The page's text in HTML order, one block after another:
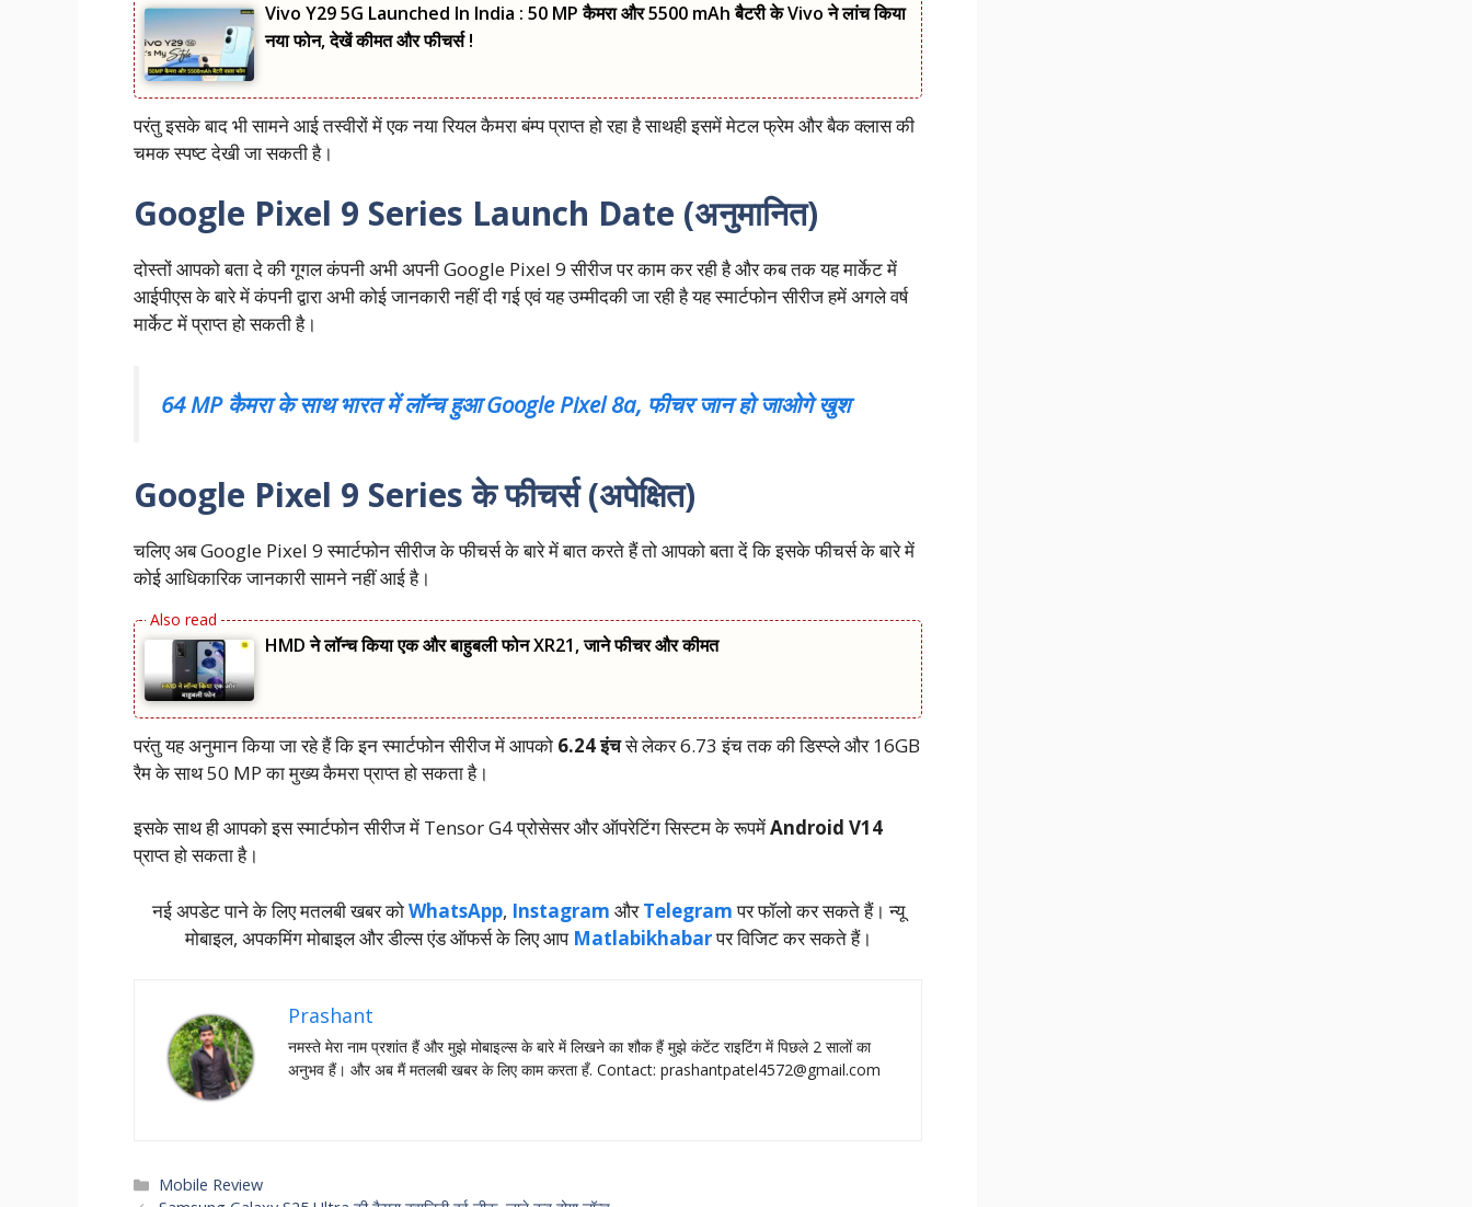
Vivo Y29 5G Launched In India : 50 MP कैमरा और 5500 mAh बैटरी के Vivo ने लांच किया
नया फोन, देखें कीमत और फीचर्स !
परंतु इसके बाद भी सामने आई तस्वीरों में एक नया रियल कैमरा बंम्प प्राप्त हो रहा है साथही इसमें मेटल फ्रेम और बैक क्लास की
चमक स्पष्ट देखी जा सकती है।
Google Pixel 9 Series Launch Date (अनुमानित)
दोस्तों आपको बता दे की गूगल कंपनी अभी अपनी Google Pixel 9 सीरीज पर काम कर रही है और कब तक यह मार्केट में
आईपीएस के बारे में कंपनी द्वारा अभी कोई जानकारी नहीं दी गई एवं यह उम्मीदकी जा रही है यह स्मार्टफोन सीरीज हमें अगले वर्ष
मार्केट में प्राप्त हो सकती है।
64 MP कैमरा के साथ भारत में लॉन्च हुआ Google Pixel 8a, फीचर जान हो जाओगे खुश
Google Pixel 9 Series के फीचर्स (अपेक्षित)
चलिए अब Google Pixel 9 स्मार्टफोन सीरीज के फीचर्स के बारे में बात करते हैं तो आपको बता दें कि इसके फीचर्स के बारे में
कोई आधिकारिक जानकारी सामने नहीं आई है।
HMD ने लॉन्च किया एक और बाहुबली फोन XR21, जाने फीचर और कीमत
परंतु यह अनुमान किया जा रहे हैं कि इन स्मार्टफोन सीरीज में आपको 6.24 इंचसे लेकर 6.73 इंच तक की डिस्प्ले और 16GB
रैम के साथ 50 MP का मुख्य कैमरा प्राप्त हो सकता है।
इसके साथ ही आपको इस स्मार्टफोन सीरीज में Tensor G4 प्रोसेसर और ऑपरेटिंग सिस्टम के रूपमेंAndroid V14
प्राप्त हो सकता है।
नई अपडेट पाने के लिए मतलबी खबर कोWhatsApp, Instagram औरTelegramपर फॉलो कर सकते हैं। न्‍यू
मोबाइल, अपकमिंग मोबाइल और डील्‍स एंड ऑफर्स के लिए आप Matlabikhabarपर विजिट कर सकते हैं।
Prashant
नमस्‍ते मेरा नाम प्रशांत हैं और मुझे मोबाइल्‍स के बारे में लिखने का शौक हैं मुझे कंटेंट राइटिंग में पिछले 2 सालों का
अनुभव हैं। और अब मैं मतलबी खबर के लिए काम करता हँ. Contact: prashantpatel4572@gmail.com
Categories
Mobile Review